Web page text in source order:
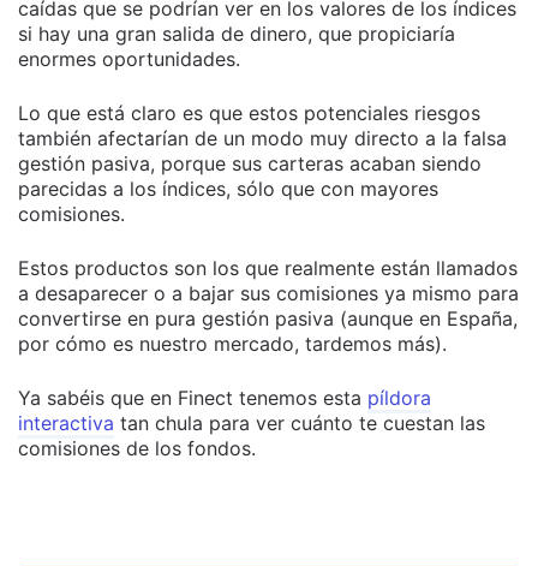
caídas que se podrían ver en los valores de los índices
si hay una gran salida de dinero, que propiciaría
enormes oportunidades.
Lo que está claro es que estos potenciales riesgos
también afectarían de un modo muy directo a la falsa
gestión pasiva, porque sus carteras acaban siendo
parecidas a los índices, sólo que con mayores
comisiones.
Estos productos son los que realmente están llamados
a desaparecer o a bajar sus comisiones ya mismo para
convertirse en pura gestión pasiva (aunque en España,
por cómo es nuestro mercado, tardemos más).
Ya sabéis que en Finect tenemos esta píldora
interactiva tan chula para ver cuánto te cuestan las
comisiones de los fondos.